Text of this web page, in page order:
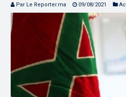
Par Le Reporter.ma 09/08/2021